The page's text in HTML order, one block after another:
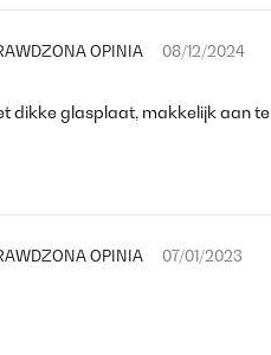
OPINIA 08/12/2024
dikke glasplaat, makkelijk aan
OPINIA 07/01/2023